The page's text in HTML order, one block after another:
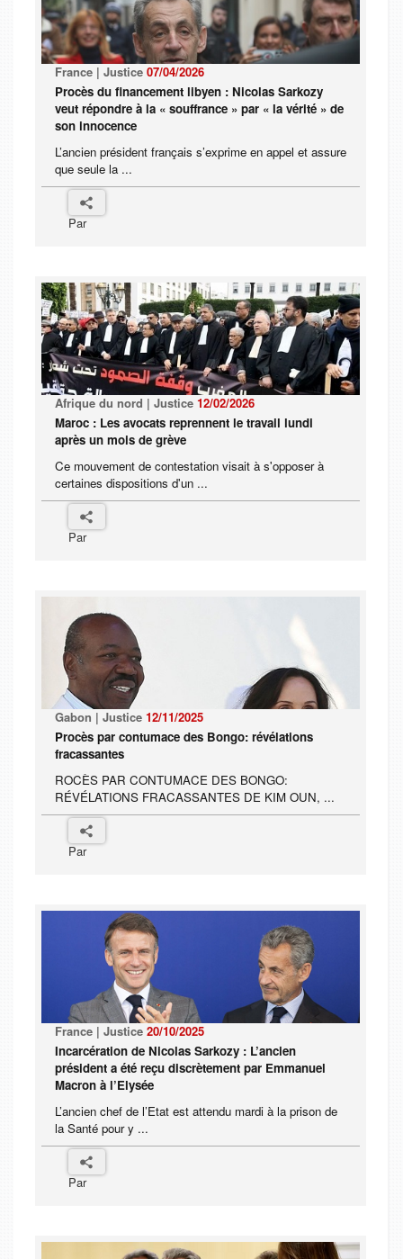
France | Justice 07/04/2026
Procès du financement libyen : Nicolas Sarkozy
veut répondre à la « souffrance » par « la vérité » de
son innocence
L’ancien président français s’exprime en appel et assure
que seule la ...
Par
Afrique du nord | Justice 12/02/2026
Maroc : Les avocats reprennent le travail lundi
après un mois de grève
Ce mouvement de contestation visait à s'opposer à
certaines dispositions d'un ...
Par
Gabon | Justice 12/11/2025
Procès par contumace des Bongo: révélations
fracassantes
ROCÈS PAR CONTUMACE DES BONGO:
RÉVÉLATIONS FRACASSANTES DE KIM OUN, ...
Par
France | Justice 20/10/2025
Incarcération de Nicolas Sarkozy : L’ancien
président a été reçu discrètement par Emmanuel
Macron à l’Elysée
L’ancien chef de l’Etat est attendu mardi à la prison de
la Santé pour y ...
Par